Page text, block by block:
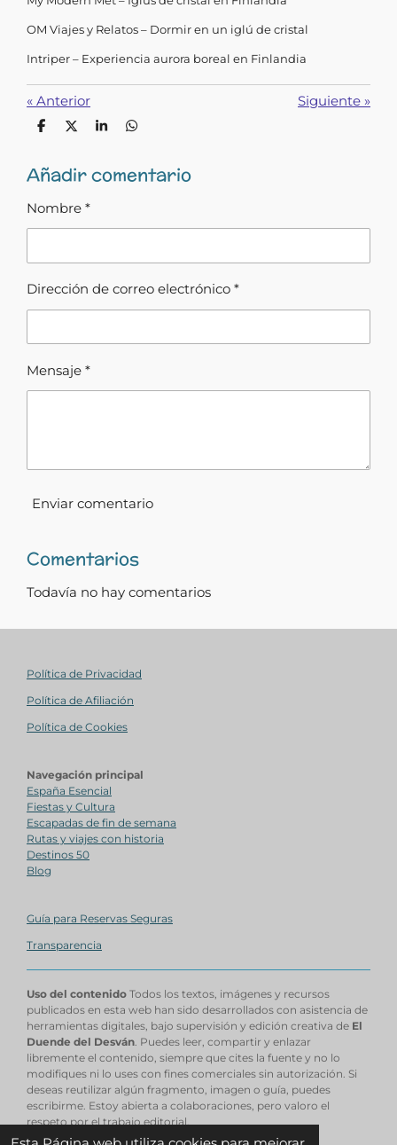
OM Viajes y Relatos – Dormir en un iglú de cristal
Intriper – Experiencia aurora boreal en Finlandia
« Anterior Siguiente »
C
p
a
t
C
p
a
t
C
p
a
C
p
a
Añadir comentario
Nombre *
Dirección de correo electrónico *
Mensaje *
Enviar comentario
Comentarios
Todavía no hay comentarios
Política de Privacidad
Política de Afiliación
Política de Cookies
Navegación principal
España Esencial
Fiestas y Cultura
Escapadas de fin de semana
Rutas y viajes con historia
Destinos 50
Blog
Guía para Reservas Seguras
Transparencia
Uso del contenido Todos los textos, imágenes y recursos
publicados en esta web han sido desarrollados con asistencia de
herramientas digitales, bajo supervisión y edición creativa de El
Duende del Desván. Puedes leer, compartir y enlazar
libremente el contenido, siempre que cites la fuente y no lo
modifiques ni lo uses con fines comerciales sin autorización. Si
deseas reutilizar algún fragmento, imagen o guía, puedes
escribirme. Estoy abierta a colaboraciones, pero valoro el
respeto por el trabajo editorial.
© 2025 - 2026 EL DUENDE DEL DESVAN